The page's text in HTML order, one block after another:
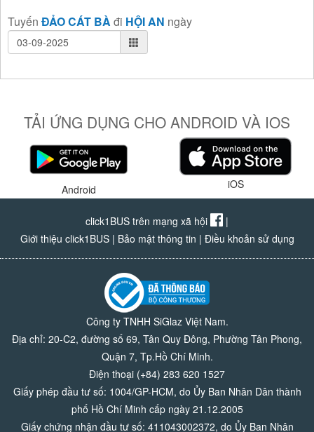
Tuyến ĐẢO CÁT BÀ đi HỘI AN ngày
TẢI ỨNG DỤNG CHO ANDROID VÀ IOS
Android iOS
click1BUS trên mạng xã hội
|
Giới thiệu click1BUS| Bảo mật thông tin | Điều khoản sử dụng
Công ty TNHH SiGlaz Việt Nam.
Địa chỉ: 20-C2, đường số 69, Tân Quy Đông, Phường Tân Phong,
Quận 7, Tp.Hồ Chí Minh.
Điện thoại (+84) 283 620 1527
Giấy phép đầu tư số: 1004/GP-HCM, do Ủy Ban Nhân Dân thành
phố Hồ Chí Minh cấp ngày 21.12.2005
Giấy chứng nhận đầu tư số: 411043002372, do Ủy Ban Nhân